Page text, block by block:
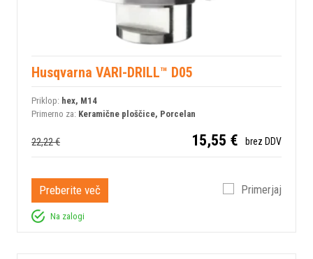
Husqvarna VARI-DRILL™ D05
Priklop: hex, M14
Primerno za: Keramične ploščice, Porcelan
22,22 € 15,55 € brez DDV
Preberite več Primerjaj
Na zalogi